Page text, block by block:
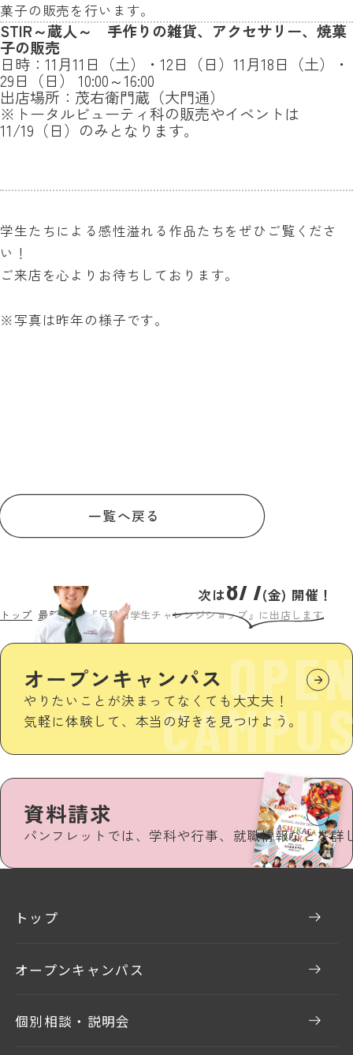
菓子の販売を行います。
STIR～蔵人～ 手作りの雑貨、アクセサリー、焼菓
子の販売
日時：11月11日（土）・12日（日）11月18日（土）・
29日（日） 10:00～16:00
出店場所：茂右衛門蔵（大門通）
※トータルビューティ科の販売やイベントは
11/19（日）のみとなります。
学生たちによる感性溢れる作品たちをぜひご覧くださ
い！
ご来店を心よりお待ちしております。
※写真は昨年の様子です。
一覧へ戻る
トップ 最新情報 『足利市学生チャレンジショップ』に出店します
資料請求
パンフレットでは、学科や行事、就職情報などを詳
オープンキャンパス
やりたいことが決まってなくても大丈夫！
気軽に体験して、本当の好きを見つけよう。
次は8/7(金) 開催！
トップ
オープンキャンパス
個別相談・説明会